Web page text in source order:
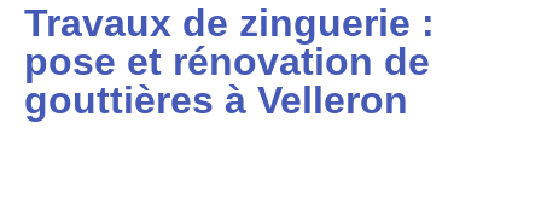
Travaux de zinguerie :
pose et rénovation de
gouttières à Velleron